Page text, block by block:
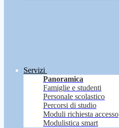
Servizi
Panoramica
Famiglie e studenti
Personale scolastico
Percorsi di studio
Moduli richiesta accesso
Modulistica smart